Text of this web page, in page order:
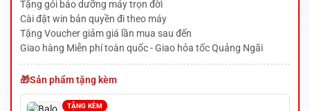
Tặng gói bảo dưỡng máy trọn đời
Cài đặt win bản quyền đi theo máy
Tặng Voucher giảm giá lần mua sau đến
Giao hàng Miễn phí toàn quốc - Giao hỏa tốc Quảng Ngãi
Sản phẩm tặng kèm
TẶNG KÈM